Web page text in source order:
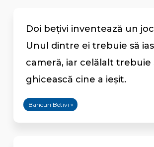
Doi bețivi inventează un
Unul dintre ei trebuie să
cameră, iar celălalt trebuie
ghicească cine a ieșit.
Bancuri Betivi »